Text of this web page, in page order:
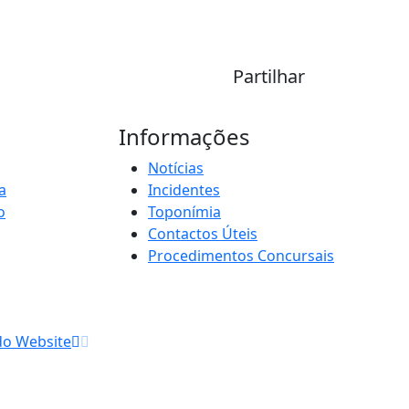
Partilhar
Informações
Notícias
Incidentes
Toponímia
Contactos Úteis
Procedimentos Concursais
Website